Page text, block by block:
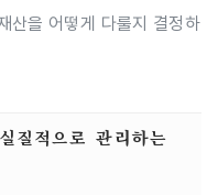
산을 어떻게 다룰지 결정하
질적으로 관리하는